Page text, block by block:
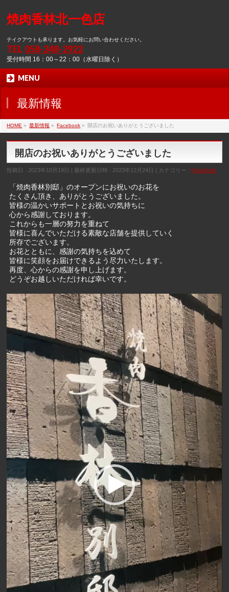
焼肉香林北一色店
テイクアウトも承ります。お気軽にお問い合わせください。
TEL 058-248-2922
受付時間 16：00～22：00（水曜日除く）
MENU
最新情報
HOME » 最新情報 » Facebook » 開店のお祝いありがとうございました
開店のお祝いありがとうございました
投稿日 : 2023年10月19日 最終更新日時 : 2023年12月24日 カテゴリー : Facebook
「焼肉香林別邸」のオープンにお祝いのお花を
たくさん頂き、ありがとうございました。
皆様の温かいサポートとお祝いの気持ちに
心から感謝しております。
これからも一層の努力を重ねて
皆様に喜んでいただける素敵な店舗を提供していく
所存でございます。
お花とともに、感謝の気持ちを込めて
皆様に笑顔をお届けできるよう尽力いたします。
再度、心からの感謝を申し上げます。
どうぞお越しいただければ幸いです。
動
画
プ
レ
ー